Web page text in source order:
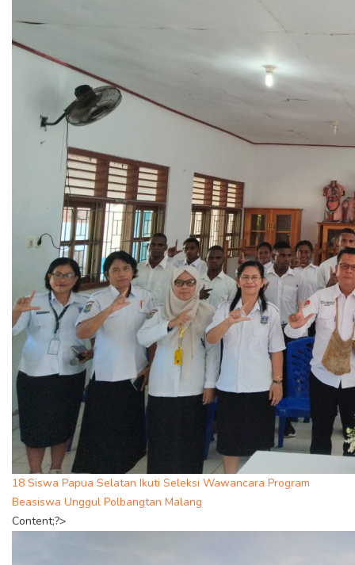
18 Siswa Papua Selatan Ikuti Seleksi Wawancara Program
Beasiswa Unggul Polbangtan Malang
Content;?>